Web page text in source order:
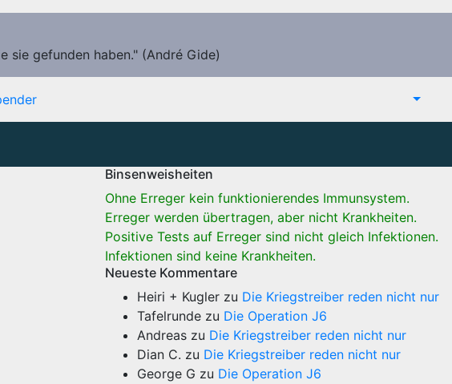
sie gefunden haben." (André Gide)
Binsenweisheiten
Ohne Erreger kein funktionierendes Immunsystem.
Erreger werden übertragen, aber nicht Krankheiten.
Positive Tests auf Erreger sind nicht gleich Infektionen.
Infektionen sind keine Krankheiten.
Neueste Kommentare
Heiri + Kugler zu Die Kriegstreiber reden nicht nur
Tafelrunde zu Die Operation J6
Andreas zu Die Kriegstreiber reden nicht nur
Dian C. zu Die Kriegstreiber reden nicht nur
George G zu Die Operation J6